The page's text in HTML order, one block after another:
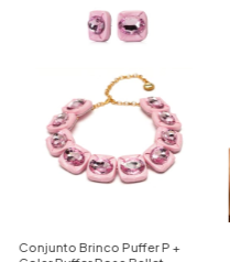
Conjunto Brinco Puffer P +